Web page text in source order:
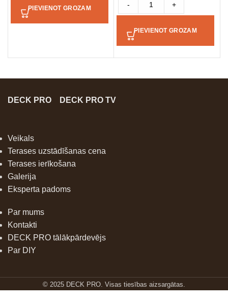
PIEVIENOT GROZAM - +
PIEVIENOT GROZAM
DECK PRO DECK PRO TV
Veikals
Terases uzstādīšanas cena
Terases ierīkošana
Galerija
Eksperta padoms
Par mums
Kontakti
DECK PRO tālākpārdevējs
Par DIY
© 2025 DECK PRO. Visas tiesības aizsargātas.